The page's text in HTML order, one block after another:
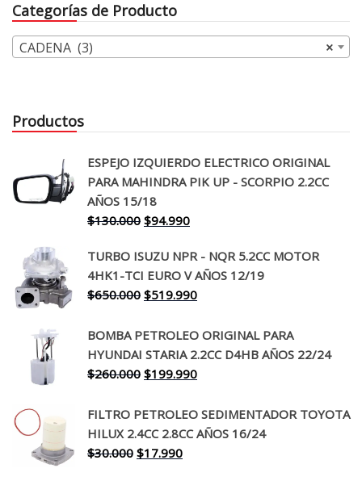
Categorías de Producto
×
CADENA (3)
Productos
ESPEJO IZQUIERDO ELECTRICO ORIGINAL
PARA MAHINDRA PIK UP - SCORPIO 2.2CC
AÑOS 15/18
$130.000 El
original
era:
$130.000.
$94.990El
actual
es:
$94.990.
TURBO ISUZU NPR - NQR 5.2CC MOTOR
4HK1-TCI EURO V AÑOS 12/19
$650.000 El
original
era:
$650.000.
$519.990El
actual
es:
$519.990.
BOMBA PETROLEO ORIGINAL PARA
HYUNDAI STARIA 2.2CC D4HB AÑOS 22/24
$260.000 El
original
era:
$260.000.
$199.990El
actual
es:
FILTRO PETROLEO SEDIMENTADOR TOYOTA
HILUX 2.4CC 2.8CC AÑOS 16/24
$30.000 El
$17.990El